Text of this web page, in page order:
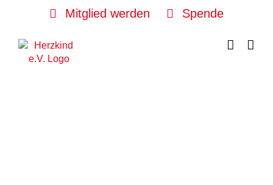
Mitglied werden Spende